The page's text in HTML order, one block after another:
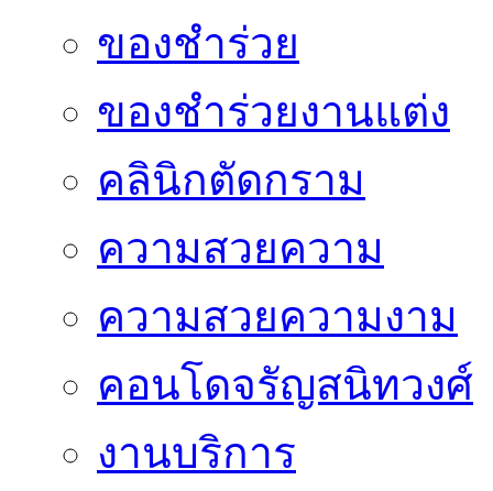
ของชำร่วย
ของชำร่วยงานแต่ง
คลินิกตัดกราม
ความสวยความ
ความสวยความงาม
คอนโดจรัญสนิทวงศ์
งานบริการ